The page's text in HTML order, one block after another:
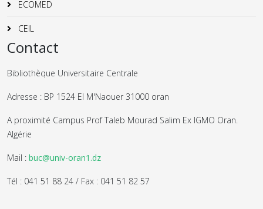
ECOMED
CEIL
Contact
Bibliothèque Universitaire Centrale
Adresse : BP 1524 El M'Naouer 31000 oran
A proximité Campus Prof Taleb Mourad Salim Ex IGMO Oran.
Algérie
Mail : buc@univ-oran1.dz
Tél : 041 51 88 24 / Fax : 041 51 82 57